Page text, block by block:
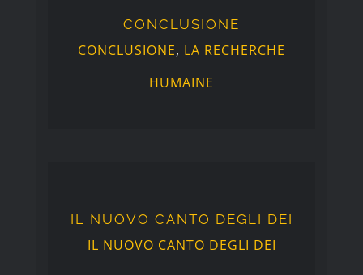
CONCLUSIONE
CONCLUSIONE, LA RECHERCHE
HUMAINE
IL NUOVO CANTO DEGLI DEI
IL NUOVO CANTO DEGLI DEI